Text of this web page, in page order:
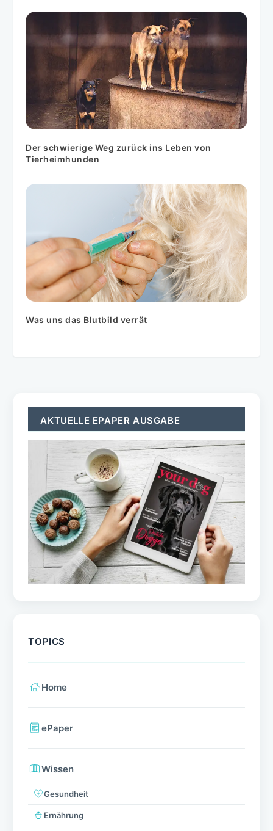
Der schwierige Weg zurück ins Leben von
Tierheimhunden
Was uns das Blutbild verrät
AKTUELLE EPAPER AUSGABE
TOPICS
Home
ePaper
Wissen
Gesundheit
Ernährung